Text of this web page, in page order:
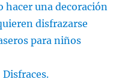
hacer una decoración
disfrazarse
para niños